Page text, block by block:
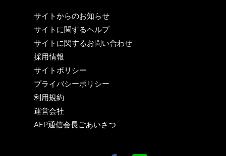
サイトからのお知らせ
サイトに関するヘルプ
サイトに関するお問い合わせ
採用情報
サイトポリシー
プライバシーポリシー
利用規約
運営会社
AFP通信会長ごあいさつ